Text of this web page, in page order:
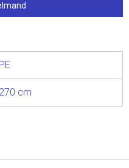
PE
270 cm